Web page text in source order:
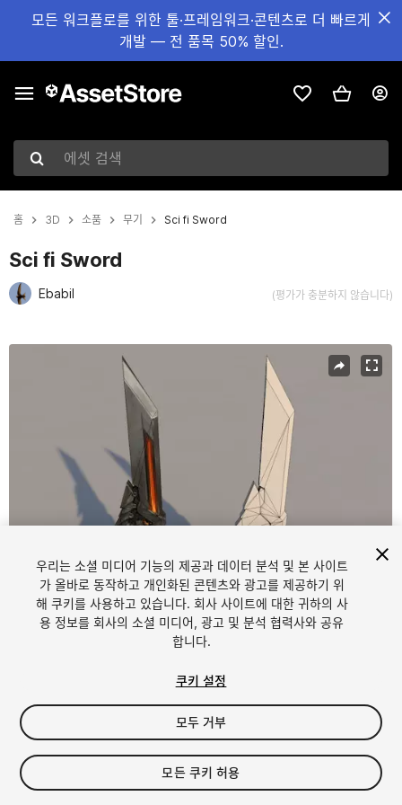
모든 워크플로를 위한 툴·프레임워크·콘텐츠로 더 빠르게
개발 — 전 품목 50% 할인.
에셋 검색
홈 3D 소품 무기 Sci fi Sword
Sci fi Sword
Ebabil (평가가 충분하지 않습니다)
현재 슬라이드: 1 / 4
4
$4.99
우리는 소셜 미디어 기능의 제공과 데이터 분석 및 본 사이트
가 올바로 동작하고 개인화된 콘텐츠와 광고를 제공하기 위
해 쿠키를 사용하고 있습니다. 회사 사이트에 대한 귀하의 사
용 정보를 회사의 소셜 미디어, 광고 및 분석 협력사와 공유
합니다.
쿠키 설정
모두 거부
모든 쿠키 허용